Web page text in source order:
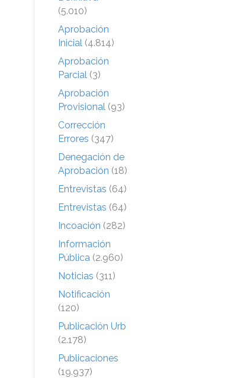
(5.010)
Aprobación
Inicial (4.814)
Aprobación
Parcial (3)
Aprobación
Provisional (93)
Corrección
Errores (347)
Denegación de
Aprobación (18)
Entrevistas (64)
Entrevistas (64)
Incoación (282)
Información
Pública (2.960)
Noticias (311)
Notificación
(120)
Publicación Urb
(2.178)
Publicaciones
(19.937)